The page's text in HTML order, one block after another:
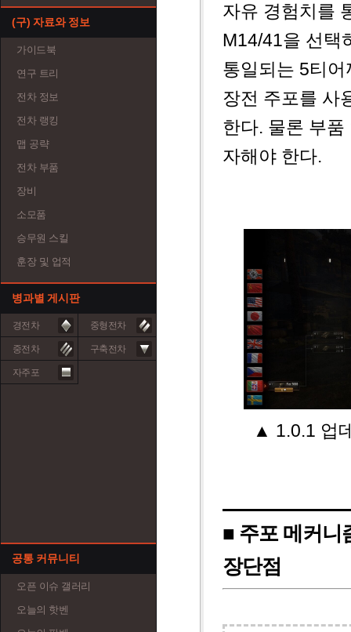
(구) 자료와 정보
가이드북
연구 트리
전차 정보
전차 랭킹
맵 공략
전차 부품
장비
소모품
승무원 스킬
훈장 및 업적
병과별 게시판
경전차 중형전차
중전차 구축전차
자주포
공통 커뮤니티
오픈 이슈 갤러리
오늘의 핫벤
자유 경험치를
M14/41을 선택
통일되는 5티
장전 주포를 사
한다. 물론 부
자해야 한다.
▲ 1.0.1 업
■ 주포 메커니
장단점